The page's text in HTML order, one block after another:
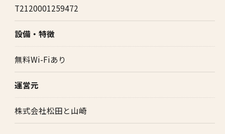
T2120001259472
設備・特徴
無料Wi-Fiあり
運営元
株式会社松田と山崎